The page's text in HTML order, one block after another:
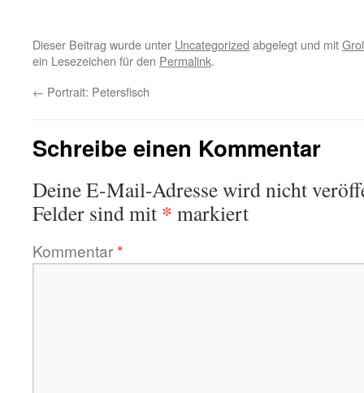
Dieser Beitrag wurde unter Uncategorized abgelegt und mit
ein Lesezeichen für den Permalink.
← Portrait: Petersfisch
Schreibe einen Kommentar
Deine E-Mail-Adresse wird nicht
Felder sind mit * markiert
Kommentar*